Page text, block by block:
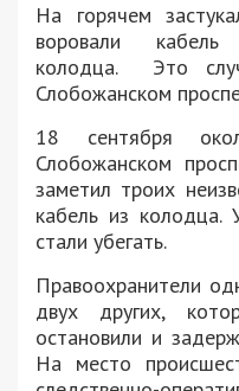
На горячем
воровали кабель
колодца. Это
Слобожанском
18 сентября
Слобожанском
заметил троих
кабель из колодца.
стали убегать.
Правоохранители
двух других,
остановили и
На место